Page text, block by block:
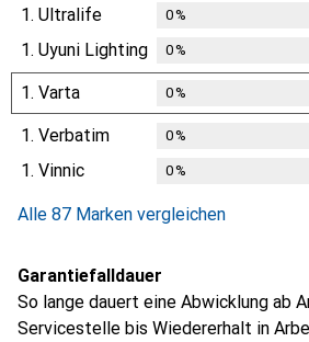
1. Ultralife 0%
1. Uyuni Lighting 0%
1. Varta 0%
1. Verbatim 0%
1. Vinnic 0%
Alle 87 Marken vergleichen
Garantiefalldauer
So lange dauert eine Abwicklung ab
Servicestelle bis Wiedererhalt in